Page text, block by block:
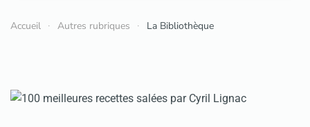
Accueil Autres rubriques La Bibliothèque